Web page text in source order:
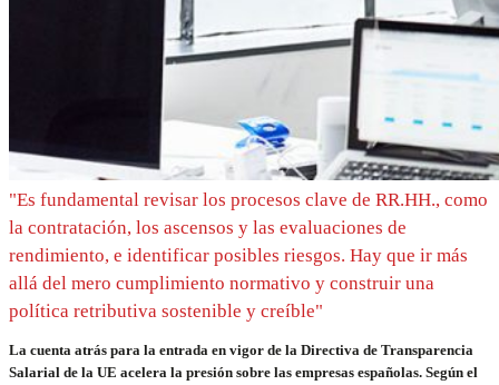
"Es fundamental revisar los procesos clave de RR.HH., como
la contratación, los ascensos y las evaluaciones de
rendimiento, e identificar posibles riesgos. Hay que ir más
allá del mero cumplimiento normativo y construir una
política retributiva sostenible y creíble"
La cuenta atrás para la entrada en vigor de la Directiva de Transparencia
Salarial de la UE acelera la presión sobre las empresas españolas. Según el